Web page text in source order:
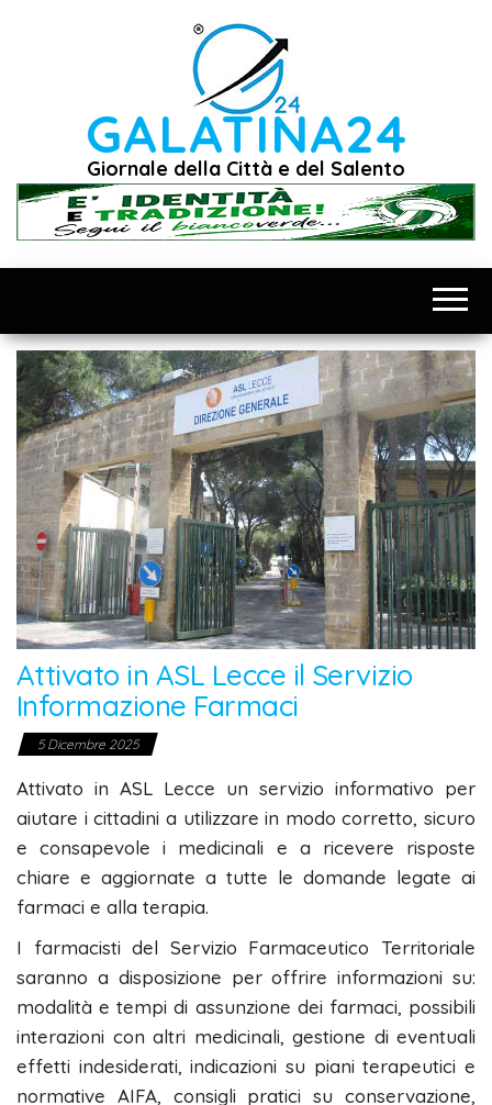
GALATINA24
Giornale della Città e del Salento
Attivato in ASL Lecce il Servizio
Informazione Farmaci
5 Dicembre 2025
Attivato in ASL Lecce un servizio informativo per
aiutare i cittadini a utilizzare in modo corretto, sicuro
e consapevole i medicinali e a ricevere risposte
chiare e aggiornate a tutte le domande legate ai
farmaci e alla terapia.
I farmacisti del Servizio Farmaceutico Territoriale
saranno a disposizione per offrire informazioni su:
modalità e tempi di assunzione dei farmaci, possibili
interazioni con altri medicinali, gestione di eventuali
effetti indesiderati, indicazioni su piani terapeutici e
normative AIFA, consigli pratici su conservazione,